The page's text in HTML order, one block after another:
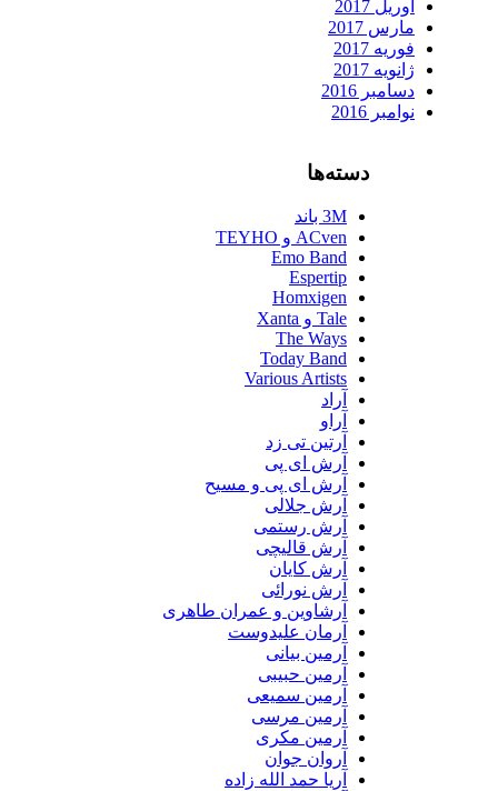
مارس 2017
دسامبر 2016
ACven و TEYHO
Emo Band
Espertip
Homxigen
The Ways
Today Band
Various Artists
آرتین تی زد
آرش ای پی
آرش ای پی و مسیح
آرش جلالی
آرش رستمی
آرش قالیچی
آرش کایان
آرش نورائی
آرشاوین و عمران طاهری
آرمان علیدوست
آرمین بیانی
آرمین حبیبی
آرمین سمیعی
آرمین مرسی
آرمین مکری
آروان جوان
آریا حمد الله زاده